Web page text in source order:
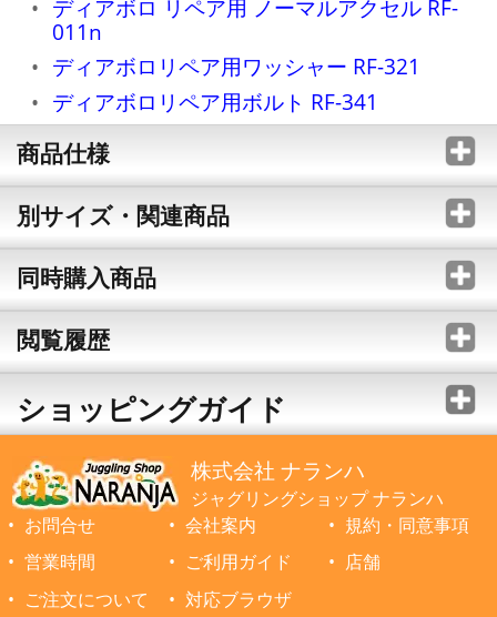
ディアボロ リペア用 ノーマルアクセル RF-
011n
ディアボロリペア用ワッシャー RF-321
ディアボロリペア用ボルト RF-341
商品仕様
別サイズ・関連商品
同時購入商品
閲覧履歴
ショッピングガイド
株式会社 ナランハ
ジャグリングショップ ナランハ
お問合せ
会社案内
規約・同意事項
営業時間
ご利用ガイド
店舗
ご注文について
対応ブラウザ